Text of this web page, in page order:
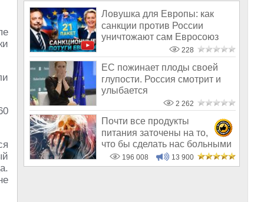
Ловушка для Европы: как
санкции против России
уничтожают сам Евросоюз
228
ЕС пожинает плоды своей
глупости. Россия смотрит и
улыбается
2 262
Почти все продукты
питания заточены на то,
что бы сделать нас больными
и бесплодным
196 008 13 900